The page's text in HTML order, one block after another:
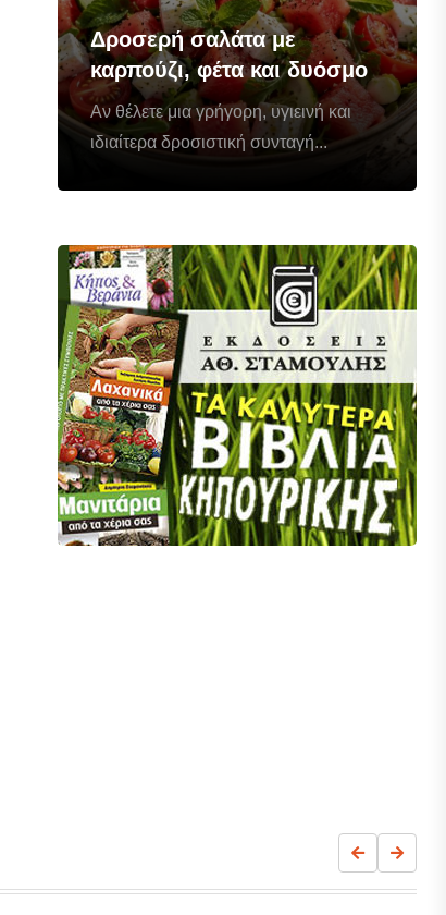
Δροσερή σαλάτα με
καρπούζι, φέτα και δυόσμο
Αν θέλετε μια γρήγορη, υγιεινή και
ιδιαίτερα δροσιστική συνταγή...